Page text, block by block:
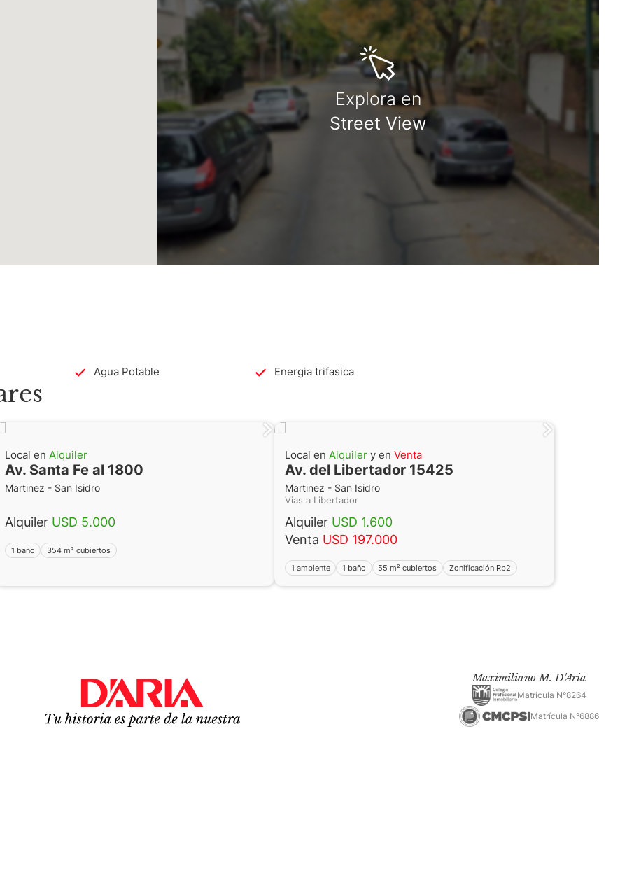
Explora en
Street View
Agua Potable Energia trifasica
Local en Alquiler
Av. Santa Fe al 1800
Martinez - San Isidro
Alquiler USD 5.000
1 baño 354 m² cubiertos
Local en Alquiler y en Venta
Av. del Libertador 15425
Martinez - San Isidro
Vias a Libertador
Alquiler USD 1.600
Venta USD 197.000
1 ambiente 1 baño 55 m² cubiertos Zonificación Rb2
Maximiliano M. D'Aria
Matrícula N°8264
Matrícula N°6886